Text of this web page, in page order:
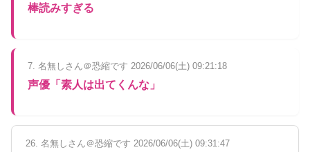
棒読みすぎる
7. 名無しさん＠恐縮です 2026/06/06(土) 09:21:18
声優「素人は出てくんな」
26. 名無しさん＠恐縮です 2026/06/06(土) 09:31:47